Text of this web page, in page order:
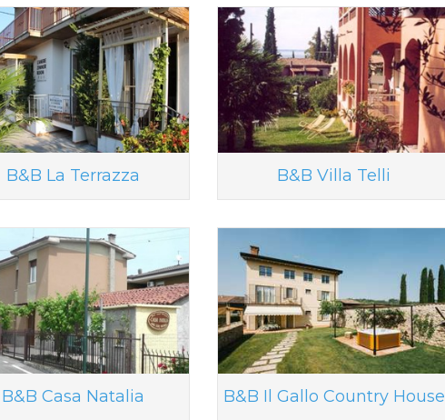
B&B La Terrazza B&B Villa Telli
B&B Casa Natalia B&B Il Gallo Country House